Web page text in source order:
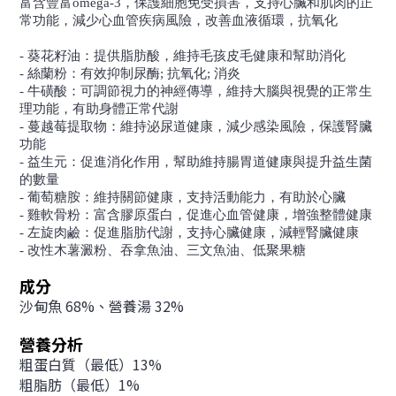
富含豐富omega-3，保護細胞免受損害，支持心臟和肌肉的正
常功能，減少心血管疾病風險，改善血液循環，抗氧化
- 葵花籽油：提供脂肪酸，維持毛孩皮毛健康和幫助消化
- 絲蘭粉：有效抑制尿酶; 抗氧化; 消炎
- 牛磺酸：可調節視力的神經傳導，維持大腦與視覺的正常生
理功能，有助身體正常代謝
- 蔓越莓提取物：維持泌尿道健康，減少感染風險，保護腎臟
功能
- 益生元：促進消化作用，幫助維持腸胃道健康與提升益生菌
的數量
- 葡萄糖胺：維持關節健康，支持活動能力，有助於心臟
- 雞軟骨粉：富含膠原蛋白，促進心血管健康，增強整體健康
- 左旋肉鹼：促進脂肪代謝，支持心臟健康，減輕腎臟健康
- 改性木薯澱粉、吞拿魚油、三文魚油、低聚果糖
成分
沙甸魚 68%、營養湯 32%
營養分析
粗蛋白質（最低）13%
粗脂肪（最低）1%